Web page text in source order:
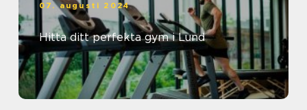
07. augusti 2024
Hitta ditt perfekta gym i Lund